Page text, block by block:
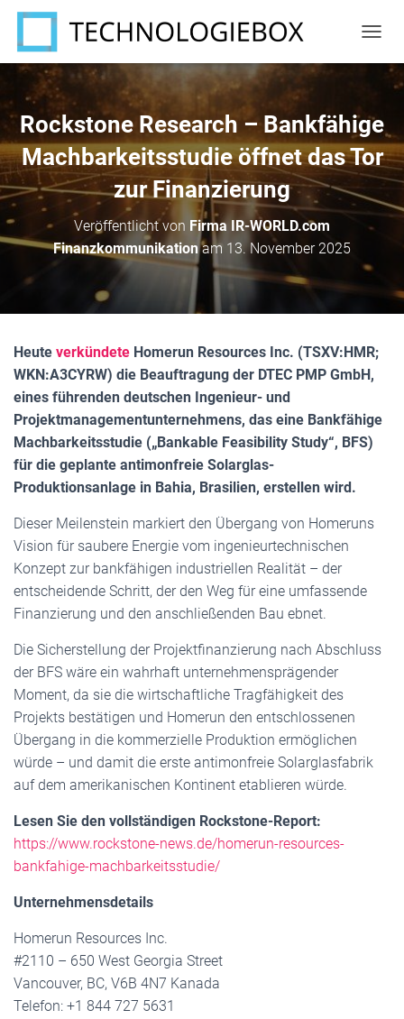
A
G
A
T
I
N
U
M
C
E
Rockstone Research – Bankfähige
Machbarkeitsstudie öffnet das Tor
zur Finanzierung
Veröffentlicht von Firma IR-WORLD.com
Finanzkommunikationam 13. November 2025
Heute verkündete Homerun Resources Inc. (TSXV:HMR;
WKN:A3CYRW) die Beauftragung der DTEC PMP GmbH,
eines führenden deutschen Ingenieur- und
Projektmanagementunternehmens, das eine Bankfähige
Machbarkeitsstudie („Bankable Feasibility Study“, BFS)
für die geplante antimonfreie Solarglas-
Produktionsanlage in Bahia, Brasilien, erstellen wird.
Dieser Meilenstein markiert den Übergang von Homeruns
Vision für saubere Energie vom ingenieurtechnischen
Konzept zur bankfähigen industriellen Realität – der
entscheidende Schritt, der den Weg für eine umfassende
Finanzierung und den anschließenden Bau ebnet.
Die Sicherstellung der Projektfinanzierung nach Abschluss
der BFS wäre ein wahrhaft unternehmensprägender
Moment, da sie die wirtschaftliche Tragfähigkeit des
Projekts bestätigen und Homerun den entschlossenen
Übergang in die kommerzielle Produktion ermöglichen
würde – und damit die erste antimonfreie Solarglasfabrik
auf dem amerikanischen Kontinent etablieren würde.
Lesen Sie den vollständigen Rockstone-Report:
https://www.rockstone-news.de/homerun-resources-
bankfahige-machbarkeitsstudie/
Unternehmensdetails
Homerun Resources Inc.
#2110 – 650 West Georgia Street
Vancouver, BC, V6B 4N7 Kanada
Telefon: +1 844 727 5631